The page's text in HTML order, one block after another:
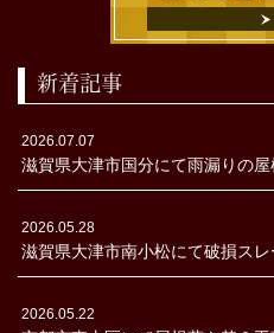
新着記事
2026.07.07
滋賀県大津市国分にて雨漏りの屋
2026.05.28
滋賀県大津市南小松にて破損ス
2026.05.22